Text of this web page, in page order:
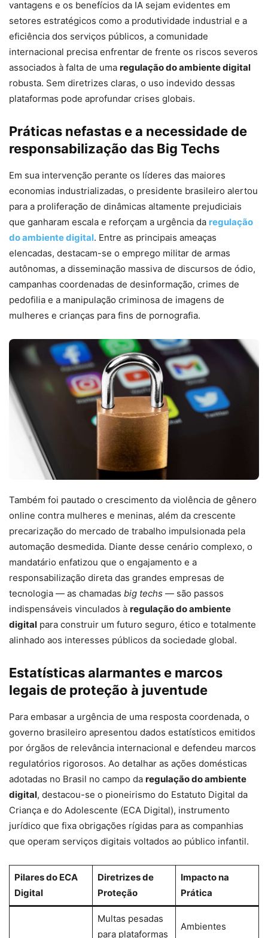
vantagens e os benefícios da IA sejam evidentes em
setores estratégicos como a produtividade industrial e a
eficiência dos serviços públicos, a comunidade
internacional precisa enfrentar de frente os riscos severos
associados à falta de uma regulação do ambiente digital
robusta. Sem diretrizes claras, o uso indevido dessas
plataformas pode aprofundar crises globais.
Práticas nefastas e a necessidade de
responsabilização das Big Techs
Em sua intervenção perante os líderes das maiores
economias industrializadas, o presidente brasileiro alertou
para a proliferação de dinâmicas altamente prejudiciais
que ganharam escala e reforçam a urgência da regulação
do ambiente digital. Entre as principais ameaças
elencadas, destacam-se o emprego militar de armas
autônomas, a disseminação massiva de discursos de ódio,
campanhas coordenadas de desinformação, crimes de
pedofilia e a manipulação criminosa de imagens de
mulheres e crianças para fins de pornografia.
Também foi pautado o crescimento da violência de gênero
online contra mulheres e meninas, além da crescente
precarização do mercado de trabalho impulsionada pela
automação desmedida. Diante desse cenário complexo, o
mandatário enfatizou que o engajamento e a
responsabilização direta das grandes empresas de
tecnologia — as chamadas big techs — são passos
indispensáveis vinculados à regulação do ambiente
digital para construir um futuro seguro, ético e totalmente
alinhado aos interesses públicos da sociedade global.
Estatísticas alarmantes e marcos
legais de proteção à juventude
Para embasar a urgência de uma resposta coordenada, o
governo brasileiro apresentou dados estatísticos emitidos
por órgãos de relevância internacional e defendeu marcos
regulatórios rigorosos. Ao detalhar as ações domésticas
adotadas no Brasil no campo da regulação do ambiente
digital, destacou-se o pioneirismo do Estatuto Digital da
Criança e do Adolescente (ECA Digital), instrumento
jurídico que fixa obrigações rígidas para as companhias
que operam serviços digitais voltados ao público infantil.
Pilares do ECA
Digital
Diretrizes de
Proteção
Impacto na
Prática
Multas pesadas
para plataformas
Ambientes